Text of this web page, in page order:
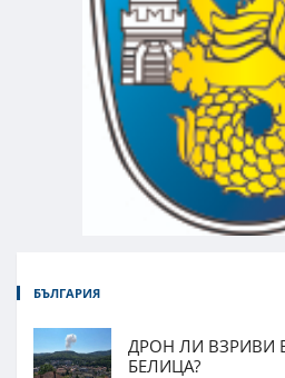
БЪЛГАРИЯ
ДРОН ЛИ ВЗРИВИ
БЕЛИЦА?